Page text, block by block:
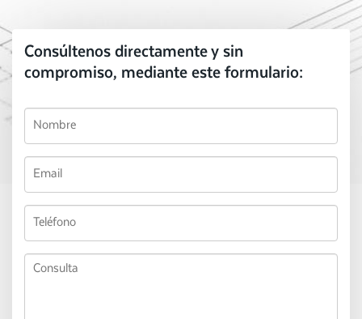
Consúltenos directamente y sin
compromiso, mediante este formulario: